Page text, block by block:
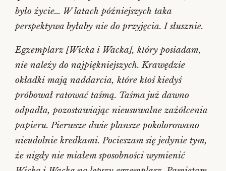
było życie… W latach późniejszych taka
perspektywa byłaby nie do przyjęcia. I słusznie.
Egzemplarz [Wicka i Wacka], który posiadam,
nie należy do najpiękniejszych. Krawędzie
okładki mają naddarcia, które ktoś kiedyś
próbował ratować taśmą. Taśma już dawno
odpadła, pozostawiając nieusuwalne zażółcenia
papieru. Pierwsze dwie plansze pokolorowano
nieudolnie kredkami. Pocieszam się jedynie tym,
że nigdy nie miałem sposobności wymienić